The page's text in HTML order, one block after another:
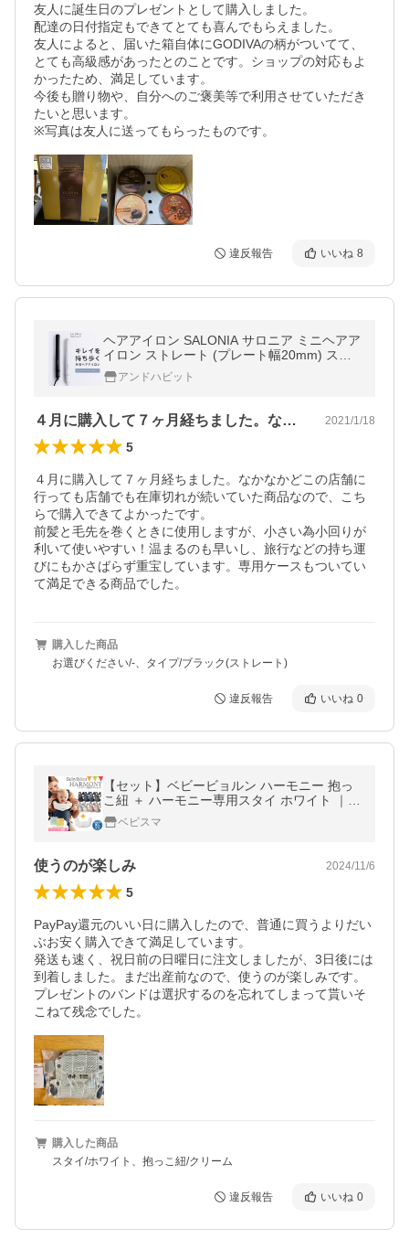
友人に誕生日のプレゼントとして購入しました。
配達の日付指定もできてとても喜んでもらえました。
友人によると、届いた箱自体にGODIVAの柄がついてて、
とても高級感があったとのことです。ショップの対応もよ
かったため、満足しています。
今後も贈り物や、自分へのご褒美等で利用させていただき
たいと思います。
※写真は友人に送ってもらったものです。
違反報告 いいね 8
ヘアアイロン SALONIA サロニア ミニヘアア
イロン ストレート (プレート幅20mm) スト
レートアイロン ミニサイズ 旅行用 持ち運び
海外対応 1年保証 軽量
アンドハビット
４月に購入して７ヶ月経ちました。なかな… 2021/1/18
5
４月に購入して７ヶ月経ちました。なかなかどこの店舗に
行っても店舗でも在庫切れが続いていた商品なので、こち
らで購入できてよかったです。
前髪と毛先を巻くときに使用しますが、小さい為小回りが
利いて使いやすい！温まるのも早いし、旅行などの持ち運
びにもかさばらず重宝しています。専用ケースもついてい
て満足できる商品でした。
購入した商品
お選びください/-、タイプ/ブラック(ストレート)
違反報告 いいね 0
【セット】ベビービョルン ハーモニー 抱っ
こ紐 ＋ ハーモニー専用スタイ ホワイト ｜b
abybjorn harmony 抱っこひも 新生児
ベビスマ
使うのが楽しみ 2024/11/6
5
PayPay還元のいい日に購入したので、普通に買うよりだい
ぶお安く購入できて満足しています。
発送も速く、祝日前の日曜日に注文しましたが、3日後には
到着しました。まだ出産前なので、使うのが楽しみです。
プレゼントのバンドは選択するのを忘れてしまって貰いそ
こねて残念でした。
購入した商品
スタイ/ホワイト、抱っこ紐/クリーム
違反報告 いいね 0